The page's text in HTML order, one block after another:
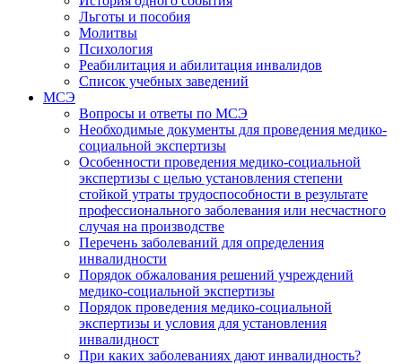
Льготы и пособия
Молитвы
Психология
Реабилитация и абилитация инвалидов
Список учебных заведений
МСЭ
Вопросы и ответы по МСЭ
Необходимые документы для проведения медико-
социальной экспертизы
Особенности проведения медико-социальной
экспертизы с целью установления степени
стойкой утраты трудоспособности в результате
профессионального заболевания или несчастного
случая на производстве
Перечень заболеваний для определения
инвалидности
Порядок обжалования решений учреждений
медико-социальной экспертизы
Порядок проведения медико-социальной
экспертизы и условия для установления
инвалидност
При каких заболеваниях дают инвалидность?